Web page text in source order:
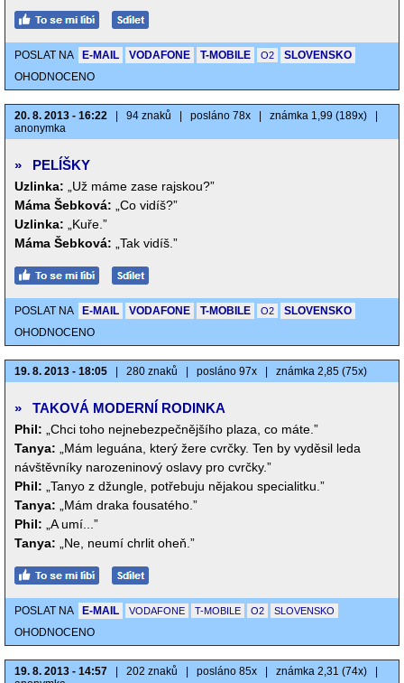
POSLAT NA E-MAIL VODAFONE T-MOBILE O2
SLOVENSKO
OHODNOCENO
20. 8. 2013 - 16:22 94 znaků posláno 78x známka 1,99 (189x)
anonymka
» PELÍŠKY
Uzlinka:
„Už máme zase rajskou?”
Máma Šebková:
„Co vidíš?”
Uzlinka:
„Kuře.”
Máma Šebková:
„Tak vidíš.”
POSLAT NA E-MAIL VODAFONE T-MOBILE O2
SLOVENSKO
OHODNOCENO
19. 8. 2013 - 18:05 280 znaků posláno 97x známka 2,85 (75x)
» TAKOVÁ MODERNÍ RODINKA
Phil:
„Chci toho nejnebezpečnějšího plaza, co máte.”
Tanya:
„Mám leguána, který žere cvrčky. Ten by vyděsil leda
návštěvníky narozeninový oslavy pro cvrčky.”
Phil:
„Tanyo z džungle, potřebuju nějakou specialitku.”
Tanya:
„Mám draka fousatého.”
Phil:
„A umí...”
Tanya:
„Ne, neumí chrlit oheň.”
POSLAT NA E-MAIL VODAFONE T-MOBILE O2 SLOVENSKO
OHODNOCENO
19. 8. 2013 - 14:57 202 znaků posláno 85x známka 2,31 (74x)